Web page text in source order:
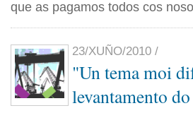
que as pagamos todos cos
23/XUÑO/2010 /
"Un tema moi
levantamento